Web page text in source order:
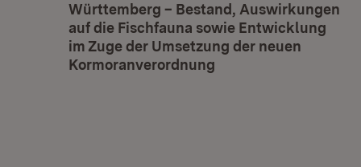
Württemberg – Bestand, Auswirkungen
auf die Fischfauna sowie Entwicklung
im Zuge der Umsetzung der neuen
Kormoranverordnung